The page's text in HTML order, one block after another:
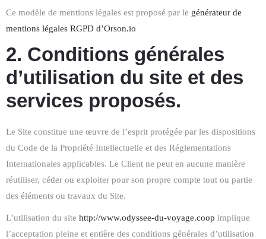
Ce modèle de mentions légales est proposé par le générateur de
mentions légales RGPD d’Orson.io
2. Conditions générales
d’utilisation du site et des
services proposés.
Le Site constitue une œuvre de l’esprit protégée par les dispositions
du Code de la Propriété Intellectuelle et des Réglementations
Internationales applicables. Le Client ne peut en aucune manière
réutiliser, céder ou exploiter pour son propre compte tout ou partie
des éléments ou travaux du Site.
L’utilisation du site http://www.odyssee-du-voyage.coop implique
l’acceptation pleine et entière des conditions générales d’utilisation